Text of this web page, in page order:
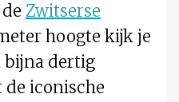
Zwitserse
hoogte kijk je
bijna dertig
de iconische